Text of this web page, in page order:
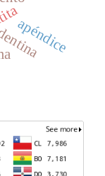
apéndice